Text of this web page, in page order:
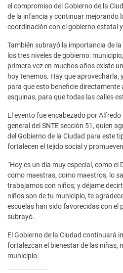
el compromiso del Gobierno de la
de la infancia y continuar mejorando
coordinación con el gobierno estatal
También subrayó la importancia de
los tres niveles de gobierno:
primera vez en muchos años existe
hoy tenemos. Hay que
para que esto beneficie directamente
esquinas, para que todas las calles
El evento fue encabezado por
general del SNTE sección 51, quien
del Gobierno de la Ciudad para este
fortalecen el tejido social y
“Hoy es un día muy especial, como el
como maestras, como maestros, lo
trabajamos con niños; y déjame
niños son de tu municipio, te
escuelas han sido favorecidas con el
subrayó.
El Gobierno de la Ciudad continuará
fortalezcan el bienestar de las niñas,
municipio.